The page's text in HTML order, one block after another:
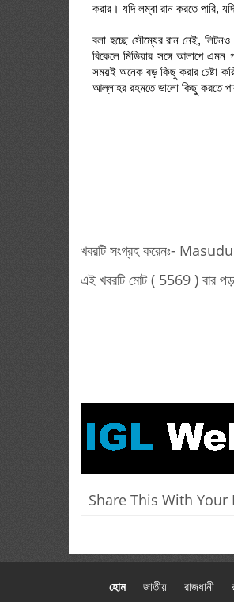
করার। যদি লম্বা রান করতে পারি,
বলা হচ্ছে সৌম্যের রান নেই,
বিকেলে মিডিয়ার সঙ্গে আলাপে
সময়ই অনেক বড় কিছু করার চেষ্টা
আল্লাহর রহমতে ভালো কিছু করতে
খবরটি সংগ্রহ করেনঃ-
এই খবরটি মোট ( 5569 ) বার
Share This With Your
হোম জাতীয় রাজধানী